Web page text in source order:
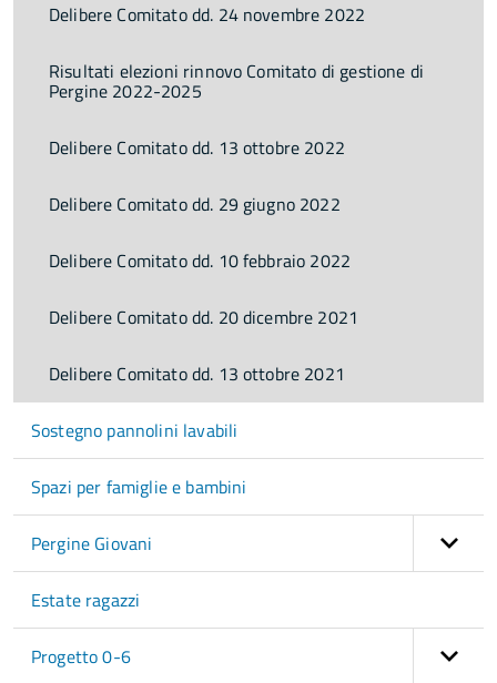
Delibere Comitato dd. 24 novembre 2022
Risultati elezioni rinnovo Comitato di gestione di
Pergine 2022-2025
Delibere Comitato dd. 13 ottobre 2022
Delibere Comitato dd. 29 giugno 2022
Delibere Comitato dd. 10 febbraio 2022
Delibere Comitato dd. 20 dicembre 2021
Delibere Comitato dd. 13 ottobre 2021
Sostegno pannolini lavabili
Spazi per famiglie e bambini
Pergine Giovani
Estate ragazzi
Progetto 0-6